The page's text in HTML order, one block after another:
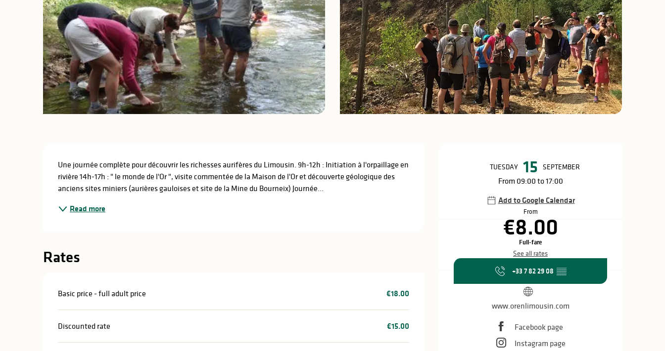
Opening hours
TUESDAY 15 SEPTEMBER
From 09:00 to 17:00
Add to Google Calendar
From
€8.00
Full-fare
See all rates
+33 7 82 29 08 ▒▒
www.orenlimousin.com
Facebook page
Instagram page
Description
Une journée complète pour découvrir les richesses aurifères du Limousin. 9h-12h : Initiation à l'orpaillage en
rivière 14h-17h : " le monde de l'Or ", visite commentée de la Maison de l'Or et découverte géologique des
anciens sites miniers (aurières gauloises et site de la Mine du Bourneix) Journée...
Read more
Rates
Basic price - full adult price €18.00
Discounted rate €15.00